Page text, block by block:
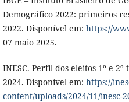
Demográfico 2022: primeiros
2022. Disponível em: https://
07 maio 2025.
INESC. Perfil dos eleitos 1º e
2024. Disponível em: https://
content/uploads/2024/11/inesc-